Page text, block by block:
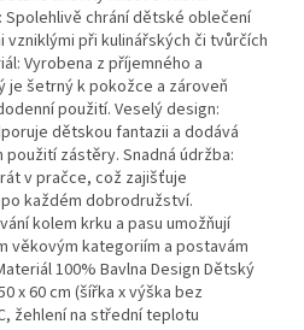
chrání dětské oblečení
při kulinářských či tvůrčích
Vyrobena z příjemného a
šetrný k pokožce a zároveň
použití. Veselý design:
dětskou fantazii a dodává
zástěry. Snadná údržba:
v pračce, což zajišťuje
každém dobrodružství.
kolem krku a pasu umožňují
věkovým kategoriím a postavám
100% Bavlna Design Dětský
x 60 cm (šířka x výška bez
žehlení na střední teplotu